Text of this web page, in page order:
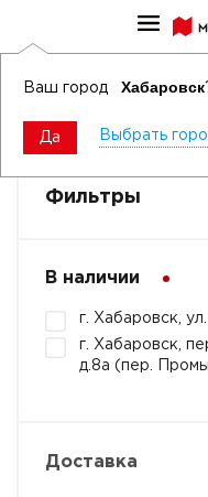
Ваш город Хабаровск
Да Выбрать
Ведра ПП
Ведра ПП
л цветные с
Фильтры
В наличии
г. Хабаровск,
г. Хабаровск,
д.8а (пер.
Доставка